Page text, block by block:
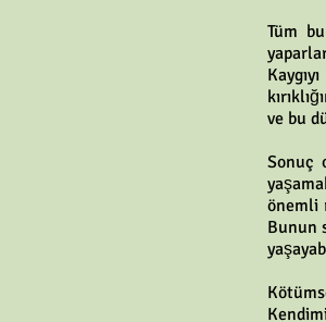
Tüm
ve bu
Sonuç
önemli
Bunun